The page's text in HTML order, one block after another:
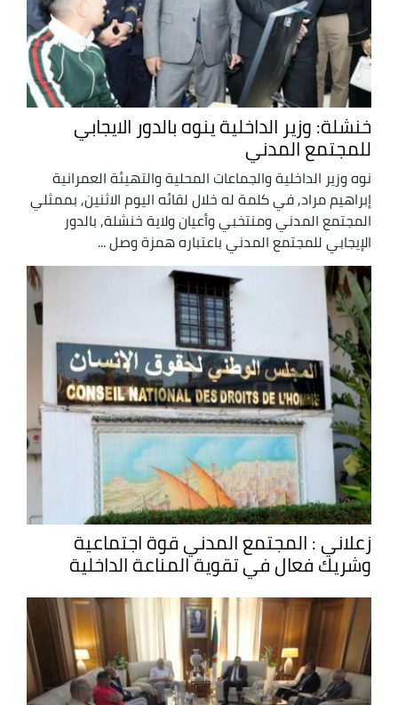
خنشلة: وزير الداخلية ينوه بالدور الايجابي
للمجتمع المدني
نوه وزير الداخلية والجماعات المحلية والتهيئة العمرانية
إبراهيم مراد, في كلمة له خلال لقائه اليوم الاثنين, بممثلي
المجتمع المدني ومنتخبي وأعيان ولاية خنشلة, بالدور
الإيجابي للمجتمع المدني باعتباره همزة وصل ...
زعلاني : المجتمع المدني قوة اجتماعية
وشريك فعال في تقوية المناعة الداخلية